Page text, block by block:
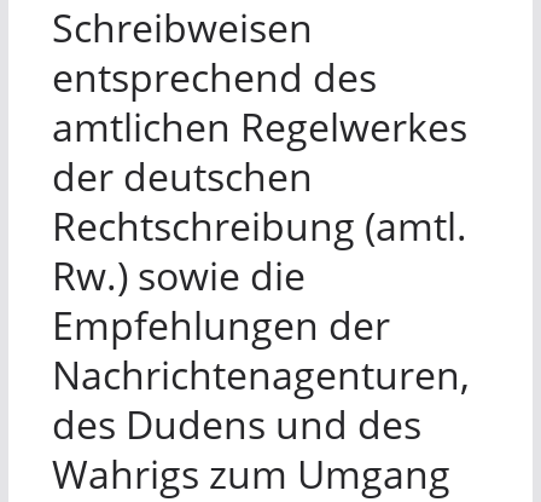
Schreibweisen
entsprechend des
amtlichen Regelwerkes
der deutschen
Rechtschreibung (amtl.
Rw.) sowie die
Empfehlungen der
Nachrichtenagenturen,
des Dudens und des
Wahrigs zum Umgang